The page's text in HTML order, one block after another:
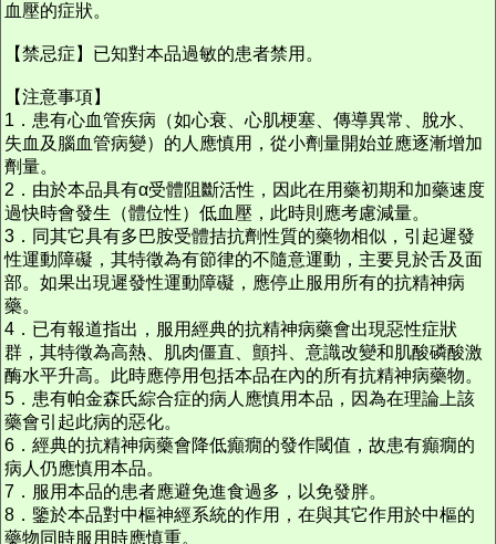
血壓的症狀。
【禁忌症】已知對本品過敏的患者禁用。
【注意事項】
1．患有心血管疾病（如心衰、心肌梗塞、傳導異常、脫水、
失血及腦血管病變）的人應慎用，從小劑量開始並應逐漸增加
劑量。
2．由於本品具有α受體阻斷活性，因此在用藥初期和加藥速度
過快時會發生（體位性）低血壓，此時則應考慮減量。
3．同其它具有多巴胺受體拮抗劑性質的藥物相似，引起遲發
性運動障礙，其特徵為有節律的不隨意運動，主要見於舌及面
部。如果出現遲發性運動障礙，應停止服用所有的抗精神病
藥。
4．已有報道指出，服用經典的抗精神病藥會出現惡性症狀
群，其特徵為高熱、肌肉僵直、顫抖、意識改變和肌酸磷酸激
酶水平升高。此時應停用包括本品在內的所有抗精神病藥物。
5．患有帕金森氏綜合症的病人應慎用本品，因為在理論上該
藥會引起此病的惡化。
6．經典的抗精神病藥會降低癲癇的發作閾值，故患有癲癇的
病人仍應慎用本品。
7．服用本品的患者應避免進食過多，以免發胖。
8．鑒於本品對中樞神經系統的作用，在與其它作用於中樞的
藥物同時服用時應慎重。